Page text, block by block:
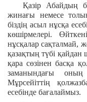
Қазір Абайдың
жинағы немесе
біздің асыл нұсқа
көшірмелері.
нұсқалар сақталмай,
қазақтың түбі
қара сөзінен басқа
заманындағы оның
Мұрсейіттің
есебінде бағалаймыз.